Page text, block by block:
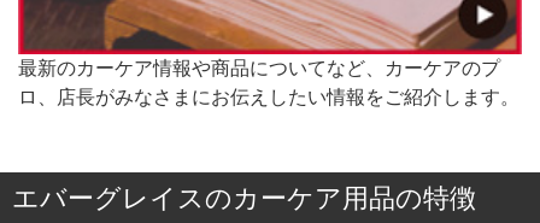
最新のカーケア情報や商品についてなど、カーケアのプ
ロ、店長がみなさまにお伝えしたい情報をご紹介します。
エバーグレイスのカーケア用品の特徴